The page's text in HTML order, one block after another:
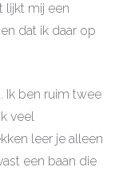
lijkt mij een
dat ik daar op
Ik ben ruim twee
veel
leer je alleen
een baan die